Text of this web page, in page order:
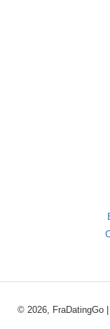
© 2026, FraDatingGo |